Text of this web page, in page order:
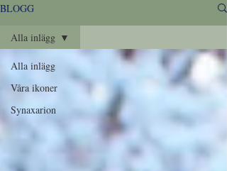
BLOGG
Alla inlägg
Våra ikoner
Synaxarion
Alla inlägg